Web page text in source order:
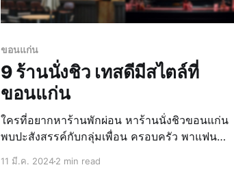
ขอนแก่น
9 ร้านนั่งชิว เทสดีมีสไตล์ที่
ขอนแก่น
ใครที่อยากหาร้านพักผ่อน หาร้านนั่งชิวขอนแก่น
พบปะสังสรรค์กับกลุ่มเพื่อน ครอบครัว พาแฟน
ดินเนอร์ แต่ไม่รู้จะไปที่ไหนดี มาพบกับ 9 ร้านนั่งชิว
11 มี.ค. 20242 min read